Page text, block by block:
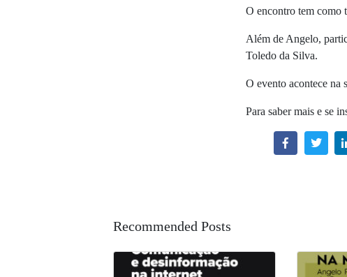
O encontro tem como
Além de Angelo,
Toledo da Silva.
O evento acontece na
Para saber mais e se
Recommended Posts